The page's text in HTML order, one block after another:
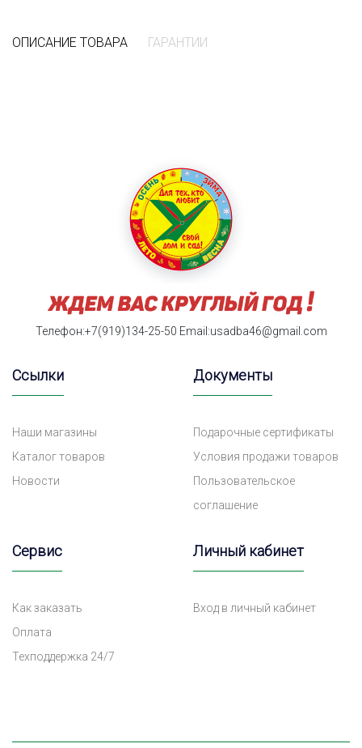
ОПИСАНИЕ ТОВАРА ГАРАНТИИ
Телефон:+7(919)134-25-50 Email:usadba46@gmail.com
Ссылки
Наши магазины
Каталог товаров
Новости
Документы
Подарочные сертификаты
Условия продажи товаров
Пользовательское
соглашение
Сервис
Как заказать
Оплата
Техподдержка 24/7
Личный кабинет
Вход в личный кабинет